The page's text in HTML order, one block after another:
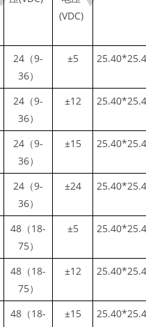
(VDC)
24（9-
36）
±5
24（9-
36）
±12
24（9-
36）
±15
24（9-
36）
±24
48（18-
75）
±5
48（18-
75）
±12
48（18-
±15